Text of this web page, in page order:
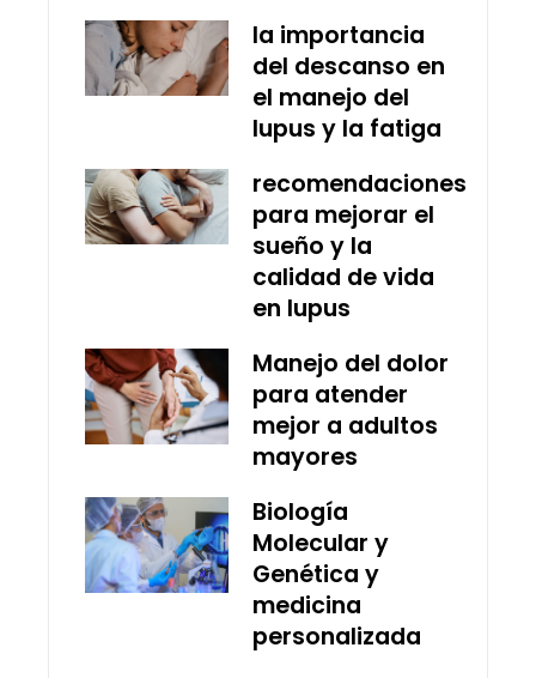
la importancia
del descanso en
el manejo del
lupus y la fatiga
recomendaciones
para mejorar el
sueño y la
calidad de vida
en lupus
Manejo del dolor
para atender
mejor a adultos
mayores
Biología
Molecular y
Genética y
medicina
personalizada